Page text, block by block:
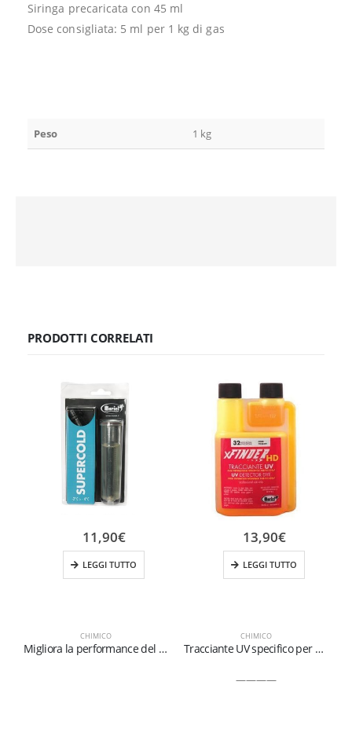
Siringa precaricata con 45 ml
Dose consigliata: 5 ml per 1 kg di gas
Peso 1 kg
PRODOTTI CORRELATI
CHIMICO
Migliora la performance del circuito
11,90€
LEGGI TUTTO
CHIMICO
Tracciante UV specifico per R1234yf
————
13,90€
LEGGI TUTTO